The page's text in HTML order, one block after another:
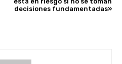
decisiones fundamentadas»